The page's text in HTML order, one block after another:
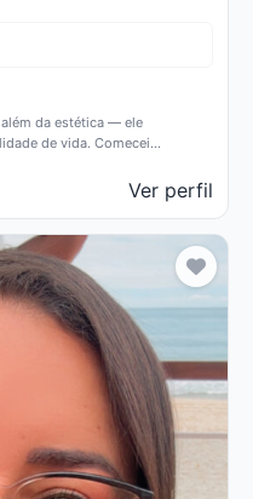
da estética — ele
de vida. Comecei…
Ver perfil